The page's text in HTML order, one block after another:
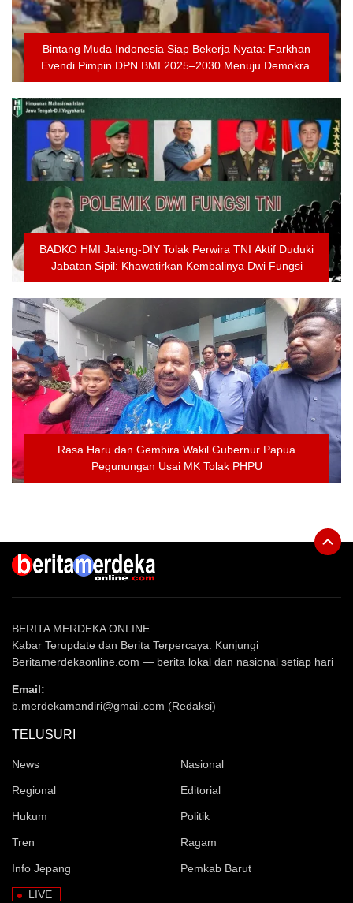
Bintang Muda Indonesia Siap Bekerja Nyata: Farkhan
Evendi Pimpin DPN BMI 2025–2030 Menuju Demokrat
Berjaya Kembali
BADKO HMI Jateng-DIY Tolak Perwira TNI Aktif Duduki
Jabatan Sipil: Khawatirkan Kembalinya Dwi Fungsi
Rasa Haru dan Gembira Wakil Gubernur Papua
Pegunungan Usai MK Tolak PHPU
BERITA MERDEKA ONLINE
Kabar Terupdate dan Berita Terpercaya. Kunjungi
Beritamerdekaonline.com — berita lokal dan nasional setiap hari
Email:
b.merdekamandiri@gmail.com (Redaksi)
TELUSURI
News Nasional
Regional Editorial
Hukum Politik
Tren Ragam
Info Jepang Pemkab Barut
LIVE